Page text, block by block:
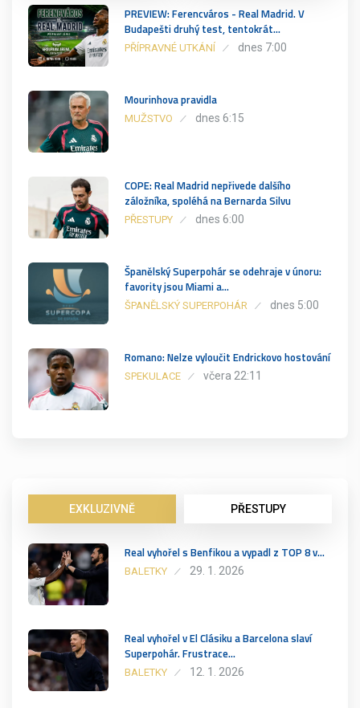
PREVIEW: Ferencváros - Real Madrid. V
Budapešti druhý test, tentokrát…
PŘÍPRAVNÉ UTKÁNÍ dnes 7:00
Mourinhova pravidla
MUŽSTVO dnes 6:15
COPE: Real Madrid nepřivede dalšího
záložníka, spoléhá na Bernarda Silvu
PŘESTUPY dnes 6:00
Španělský Superpohár se odehraje v únoru:
favority jsou Miami a…
ŠPANĚLSKÝ SUPERPOHÁR dnes 5:00
Romano: Nelze vyloučit Endrickovo hostování
SPEKULACE včera 22:11
EXKLUZIVNĚ PŘESTUPY
Real vyhořel s Benfikou a vypadl z TOP 8 v…
BALETKY 29. 1. 2026
Real vyhořel v El Clásiku a Barcelona slaví
Superpohár. Frustrace…
BALETKY 12. 1. 2026